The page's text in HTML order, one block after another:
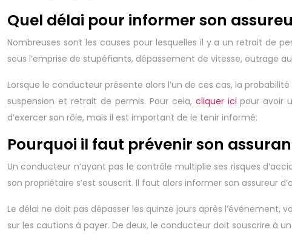
Quel délai pour informer son
Nombreuses sont les causes pour lesquelles il y a un retrait de
sous l’emprise de stupéfiants, dépassement de vitesse, outrage
Lorsque le conducteur présente alors l’un de ces cas, la
suspension et retrait de permis. Pour cela, cliquer ici pour avoir
d’exercer son rôle, mais il est important de le tenir informé.
Pourquoi il faut prévenir son
Un conducteur n’ayant pas le contrôle multiplie ses risques
son propriétaire s’est souscrit. Il faut alors informer son assureur
Le délai ne doit pas dépasser les quinze jours après l’événement,
sur les cautions à payer. De deux, le conducteur doit souscrire à